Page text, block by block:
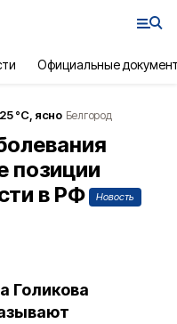
Официальные
25°С, ясно Белгород
позиции
в РФ
Новость
Голикова